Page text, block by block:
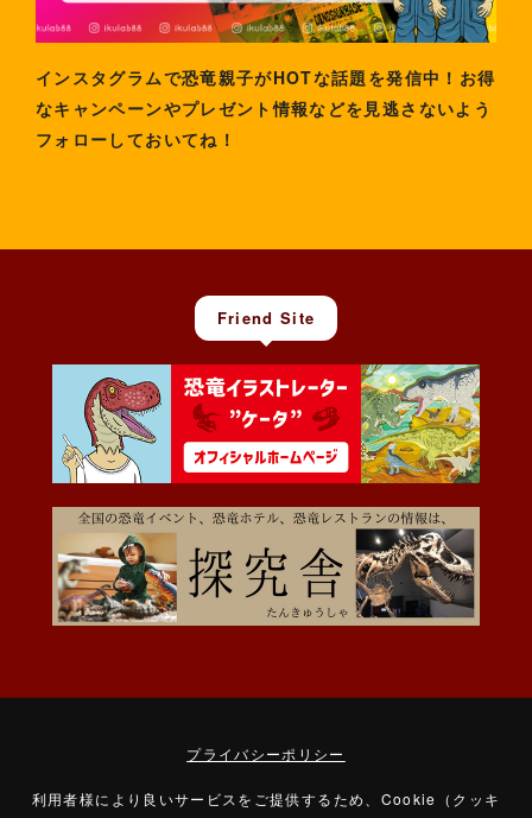
インスタグラムで恐竜親子がHOTな話題を発信中！お得
なキャンペーンやプレゼント情報などを見逃さないよう
フォローしておいてね！
Friend Site
プライバシーポリシー
利用者様により良いサービスをご提供するため、Cookie（クッキ